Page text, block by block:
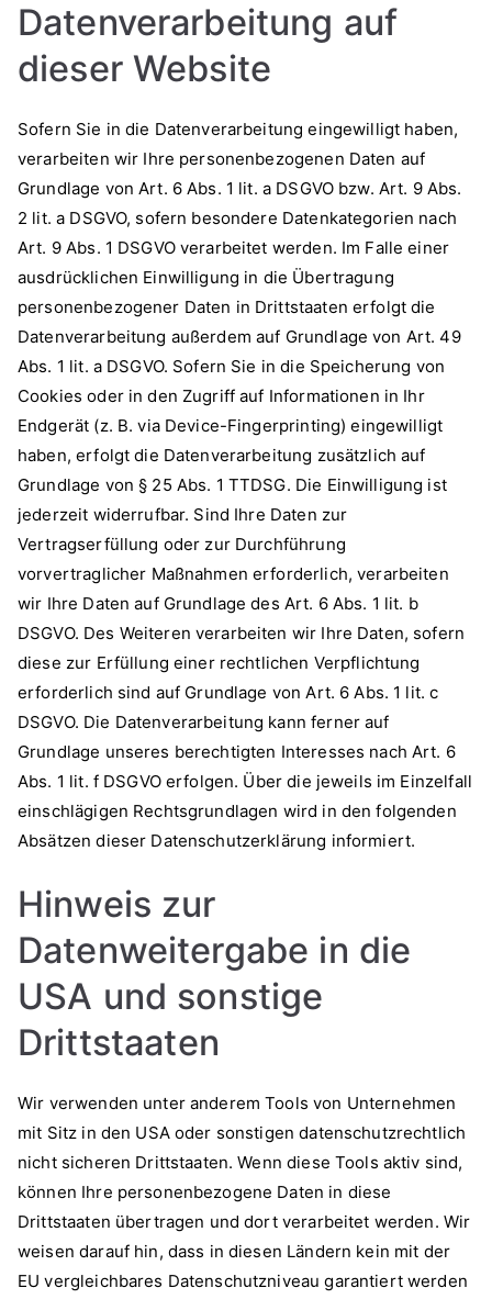
Datenverarbeitung auf
dieser Website
Sofern Sie in die Datenverarbeitung eingewilligt haben,
verarbeiten wir Ihre personenbezogenen Daten auf
Grundlage von Art. 6 Abs. 1 lit. a DSGVO bzw. Art. 9 Abs.
2 lit. a DSGVO, sofern besondere Datenkategorien nach
Art. 9 Abs. 1 DSGVO verarbeitet werden. Im Falle einer
ausdrücklichen Einwilligung in die Übertragung
personenbezogener Daten in Drittstaaten erfolgt die
Datenverarbeitung außerdem auf Grundlage von Art. 49
Abs. 1 lit. a DSGVO. Sofern Sie in die Speicherung von
Cookies oder in den Zugriff auf Informationen in Ihr
Endgerät (z. B. via Device-Fingerprinting) eingewilligt
haben, erfolgt die Datenverarbeitung zusätzlich auf
Grundlage von § 25 Abs. 1 TTDSG. Die Einwilligung ist
jederzeit widerrufbar. Sind Ihre Daten zur
Vertragserfüllung oder zur Durchführung
vorvertraglicher Maßnahmen erforderlich, verarbeiten
wir Ihre Daten auf Grundlage des Art. 6 Abs. 1 lit. b
DSGVO. Des Weiteren verarbeiten wir Ihre Daten, sofern
diese zur Erfüllung einer rechtlichen Verpflichtung
erforderlich sind auf Grundlage von Art. 6 Abs. 1 lit. c
DSGVO. Die Datenverarbeitung kann ferner auf
Grundlage unseres berechtigten Interesses nach Art. 6
Abs. 1 lit. f DSGVO erfolgen. Über die jeweils im Einzelfall
einschlägigen Rechtsgrundlagen wird in den folgenden
Absätzen dieser Datenschutzerklärung informiert.
Hinweis zur
Datenweitergabe in die
USA und sonstige
Drittstaaten
Wir verwenden unter anderem Tools von Unternehmen
mit Sitz in den USA oder sonstigen datenschutzrechtlich
nicht sicheren Drittstaaten. Wenn diese Tools aktiv sind,
können Ihre personenbezogene Daten in diese
Drittstaaten übertragen und dort verarbeitet werden. Wir
weisen darauf hin, dass in diesen Ländern kein mit der
EU vergleichbares Datenschutzniveau garantiert werden